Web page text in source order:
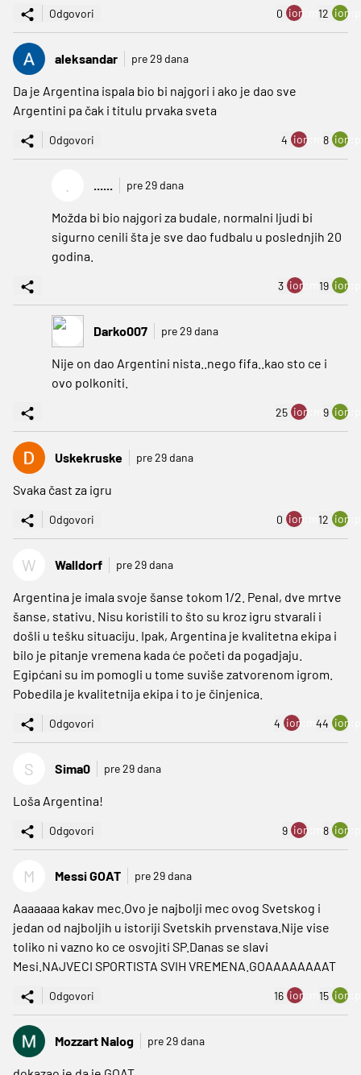
Odgovori 0 ion:minus
12
aleksandar pre 29 dana
Da je Argentina ispala bio bi najgori i ako je dao sve
Argentini pa čak i titulu prvaka sveta
Odgovori 4 ion:minus
8
. ...... pre 29 dana
Možda bi bio najgori za budale, normalni ljudi bi
sigurno cenili šta je sve dao fudbalu u poslednjih 20
godina.
3 ion:minus
19
Darko007 pre 29 dana
Nije on dao Argentini nista..nego fifa..kao sto ce i
ovo polkoniti.
25 ion:minus
9
Uskekruske pre 29 dana
Svaka čast za igru
Odgovori 0 ion:minus
12
W Walldorf pre 29 dana
Argentina je imala svoje šanse tokom 1/2. Penal, dve mrtve
šanse, stativu. Nisu koristili to što su kroz igru stvarali i
došli u tešku situaciju. Ipak, Argentina je kvalitetna ekipa i
bilo je pitanje vremena kada će početi da pogadjaju.
Egipćani su im pomogli u tome suviše zatvorenom igrom.
Pobedila je kvalitetnija ekipa i to je činjenica.
Odgovori 4 ion:minus
44
S Sima0 pre 29 dana
Loša Argentina!
Odgovori 9 ion:minus
8
M Messi GOAT pre 29 dana
Aaaaaaa kakav mec.Ovo je najbolji mec ovog Svetskog i
jedan od najboljih u istoriji Svetskih prvenstava.Nije vise
toliko ni vazno ko ce osvojiti SP.Danas se slavi
Mesi.NAJVECI SPORTISTA SVIH VREMENA.GOAAAAAAAAT
Odgovori 16 ion:minus
15
Mozzart Nalog pre 29 dana